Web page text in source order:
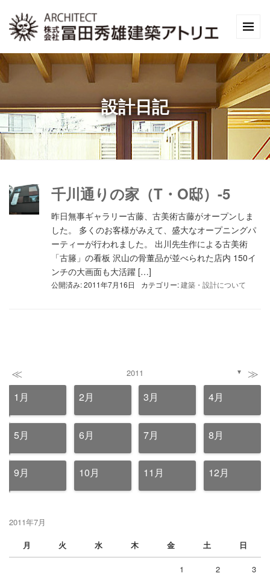
設計日記
千川通りの家（T・O邸）-5
昨日無事ギャラリー古藤、古美術古藤がオープンしま
した。 多くのお客様がみえて、盛大なオープニングパ
ーティーが行われました。 出川先生作による古美術
「古籐」の看板 沢山の骨董品が並べられた店内 150イ
ンチの大画面も大活躍 […]
公開済み: 2011年7月16日 カテゴリー:建築・設計について
≪ 2011 ▼ ≫
1月 2月 3月 4月
5月 6月 7月 8月
9月 10月 11月 12月
2011年7月
月
火 水 木 金 土 日
1 2 3